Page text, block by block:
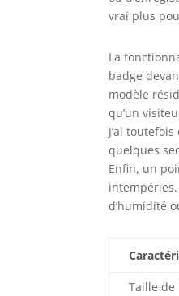
vrai plus
La
badge
modèle
qu’un
J’ai
quelques
Enfin, un
d’humidité
Taille de